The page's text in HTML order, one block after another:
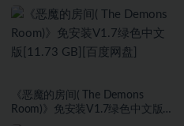
《恶魔的房间( The Demons
Room)》免安装V1.7绿色中文版